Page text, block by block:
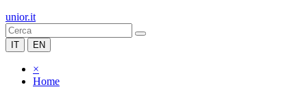
unior.it
IT EN
×
Home